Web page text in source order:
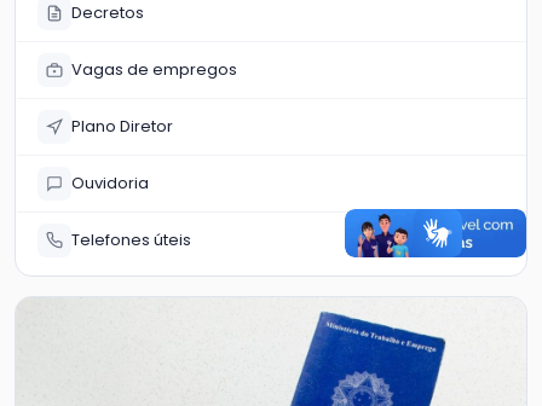
Decretos
Vagas de empregos
Plano Diretor
Ouvidoria
Telefones úteis